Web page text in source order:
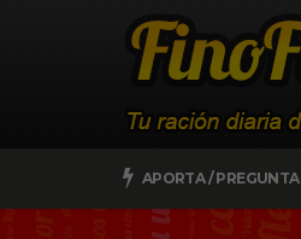
APORTA / PREGUNTA